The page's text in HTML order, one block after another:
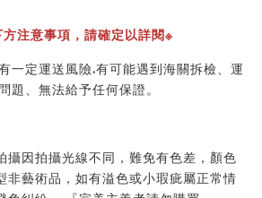
注意事項，請確定以詳閱※
一定運送風險.有可能遇到海關拆檢、運
題、無法給予任何保證。
攝因拍攝光線不同，難免有色差，顏色
非藝術品，如有溢色或小瑕疵屬正常情